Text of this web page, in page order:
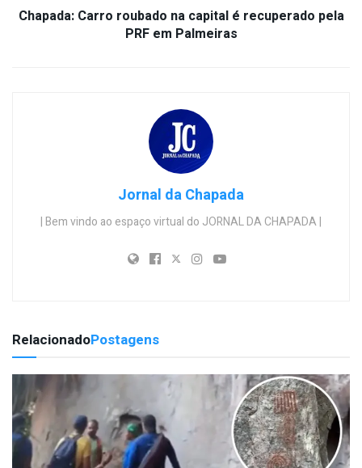
Chapada: Carro roubado na capital é recuperado pela
PRF em Palmeiras
Jornal da Chapada
| Bem vindo ao espaço virtual do JORNAL DA CHAPADA |
RelacionadoPostagens